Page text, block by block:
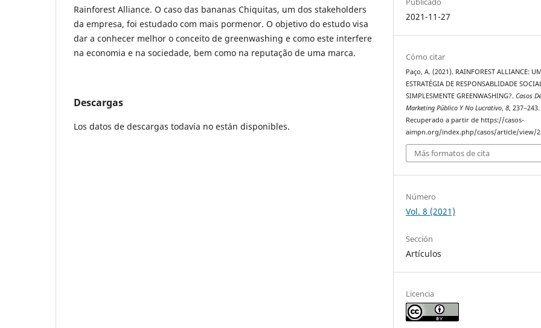
Rainforest Alliance. O caso das bananas Chiquitas, um dos stakeholders
da empresa, foi estudado com mais pormenor. O objetivo do estudo visa
dar a conhecer melhor o conceito de greenwashing e como este interfere
na economia e na sociedade, bem como na reputação de uma marca.
Descargas
Los datos de descargas todavía no están disponibles.
2021-11-27
Cómo citar
Paço, A. (2021). RAINFOREST ALLIANCE:
ESTRATÉGIA DE RESPONSABLIDADE
SIMPLESMENTE GREENWASHING?.Casos
Marketing Público Y No Lucrativo,8, 237–243.
Recuperado a partir de https://casos-
aimpn.org/index.php/casos/article/view/
Más formatos de cita
Número
Vol. 8 (2021)
Sección
Artículos
Licencia